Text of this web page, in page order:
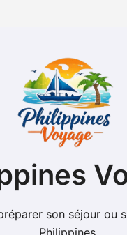
son séjour ou
Philippines